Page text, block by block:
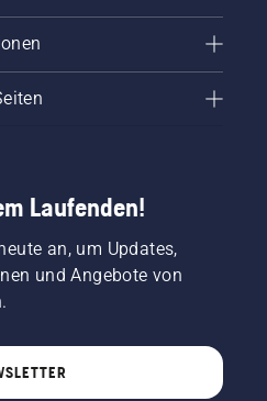
Laufenden!
an, um Updates,
und Angebote von